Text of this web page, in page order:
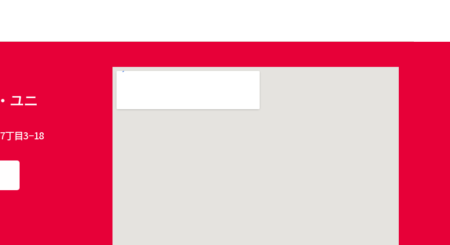
ユニ
丁目3−18